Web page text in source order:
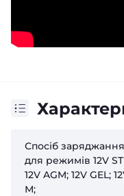
Спосіб заряджання
для режимів 12V
12V AGM; 12V GEL;
М;